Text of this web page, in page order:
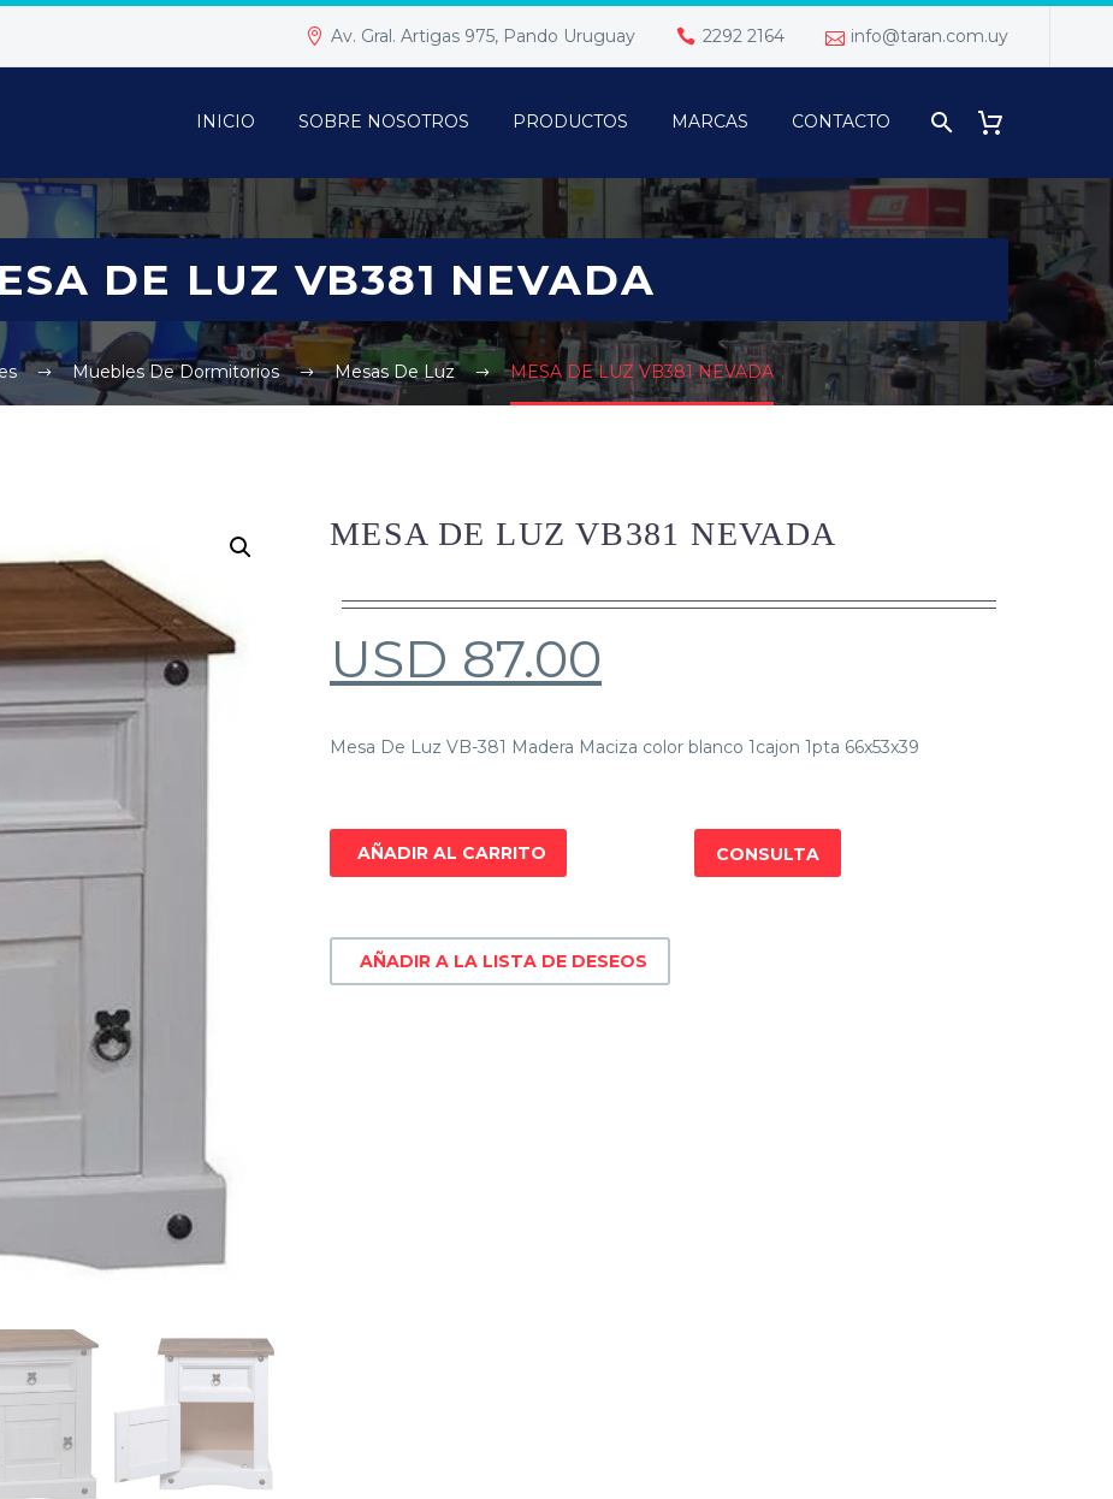
Av. Gral. Artigas 975, Pando Uruguay 2292 2164 info@taran.com.uy
INICIO SOBRE NOSOTROS PRODUCTOS MARCAS CONTACTO
DE LUZ VB381 NEVADA
Muebles De Dormitorios Mesas De Luz MESA DE LUZ VB381 NEVADA
MESA DE LUZ VB381 NEVADA
USD 87.00
Mesa De Luz VB-381 Madera Maciza color blanco 1cajon 1pta 66x53x39
AÑADIR AL CARRITO
AÑADIR A LA LISTA DE DESEOS
CONSULTA